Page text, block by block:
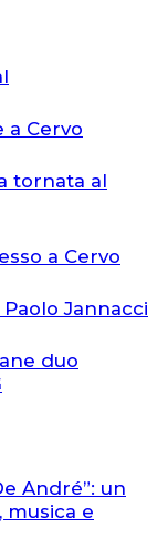
a Cervo
tornata al
a Cervo
Jannacci
duo
André”: un
musica e